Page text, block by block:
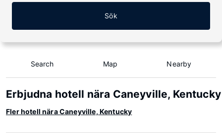
Sök
Search Map Nearby
Erbjudna hotell nära Caneyville, Kentucky
Fler hotell nära Caneyville, Kentucky